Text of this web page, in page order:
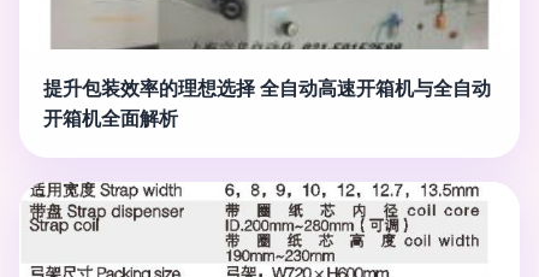
提升包装效率的理想选择 全自动高速开箱机与全自动
开箱机全面解析